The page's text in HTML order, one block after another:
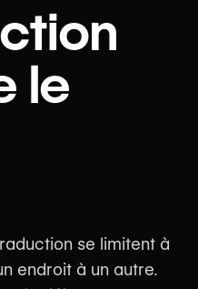
le
se limitent à
endroit à un autre.